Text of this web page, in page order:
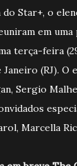
Star+, o
em
terça-feira
Janeiro (RJ).
Sergio
Marcella